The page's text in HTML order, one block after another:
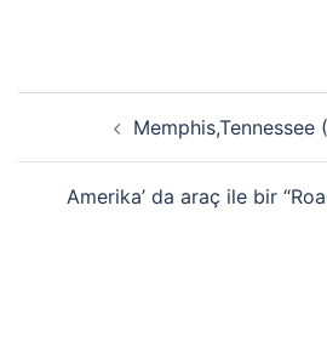
dolaşımı Memphis,Tennessee
Amerika’ da araç ile bir